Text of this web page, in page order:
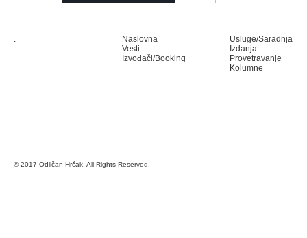
.
Naslovna
Vesti
Izvođači/Booking
Usluge/Saradnja
Izdanja
Provetravanje
Kolumne
© 2017 Odličan Hrčak. All Rights Reserved.